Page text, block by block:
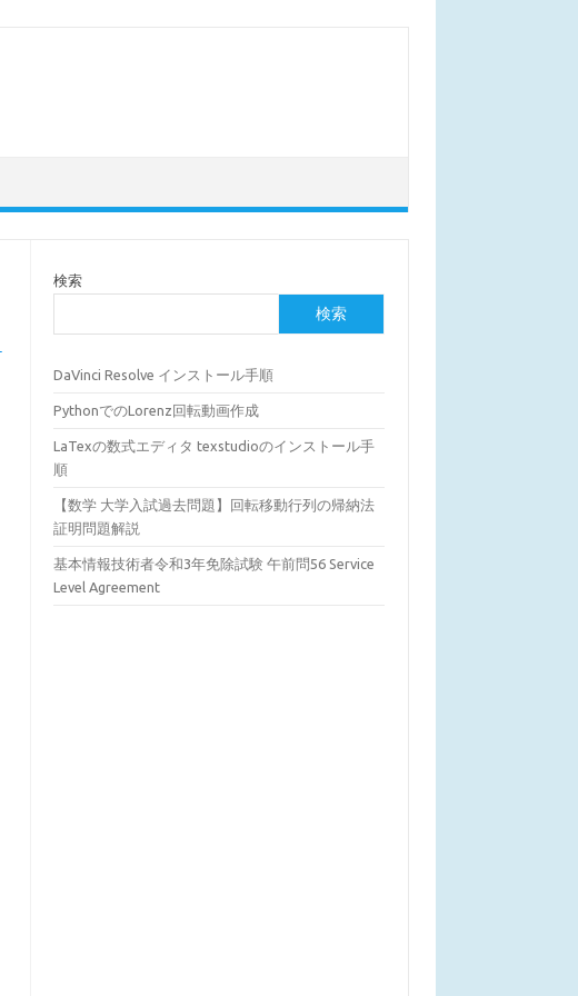
検索
検索
DaVinci Resolve インストール手順
PythonでのLorenz回転動画作成
LaTexの数式エディタ texstudioのインストール手
順
【数学 大学入試過去問題】回転移動行列の帰納法
証明問題解説
基本情報技術者令和3年免除試験 午前問56 Service
Level Agreement